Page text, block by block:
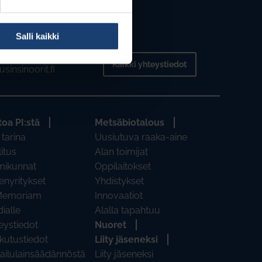
Salli kaikki
Kaikki yhteystiedot
PI:stä
tarina
Metsäbiotalous
Uusiutuva raaka-aine
Alan toimijat
Oppilaitokset
Yhdistykset
Innovaatiot
Alalla tapahtuu
Nuoret
Liity jäseneksi
Liity jäseneksi